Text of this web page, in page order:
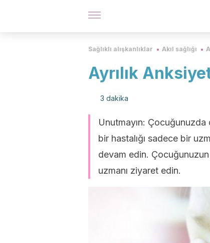
Sağlıklı alışkanlıklar Akıl sağlığı
Ayrılık
3 dakika
Unutmayın:
bir hastalığı sadece bir
devam edin.
uzmanı ziyaret edin.